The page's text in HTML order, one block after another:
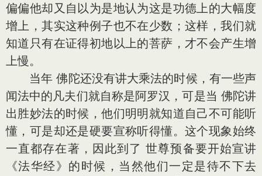
偏偏他却又自以为是地认为这是功德上的大幅度
增上，其实这种例子也不在少数；这样，我们就
知道只有在证得初地以上的菩萨，才不会产生增
上慢。
当年 佛陀还没有讲大乘法的时候，有一些声
闻法中的凡夫们就自称是阿罗汉，可是当 佛陀讲
出胜妙法的时候，他们明明就知道自己不可能听
懂，可是却还是硬要宣称听得懂。这个现象始终
一直都存在著，因此到了 世尊预备要开始宣讲
《法华经》的时候，当然他们一定是待不下去